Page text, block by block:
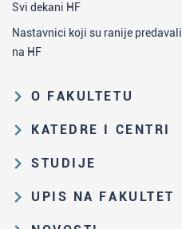
Svi dekani HF
Nastavnici koji su ranije predavali
na HF
O FAKULTETU
Obrazovna i naučna delatnost
struktura
Zakon o visokom obrazovanju i
KATEDRE I CENTRI
Katedra za analitičku hemiju
Katedra za nastavu hemije
STUDIJE
Put studiranja na HF
UPIS NA FAKULTET
Rezultati prijemnih ispita i rang-